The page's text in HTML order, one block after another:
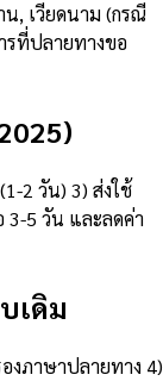
น, เวียดนาม (กรณี
รที่ปลายทางขอ
2 วัน) 3) ส่งใช้
3-5 วัน และลดค่า
เดิม
งภาษาปลายทาง 4)